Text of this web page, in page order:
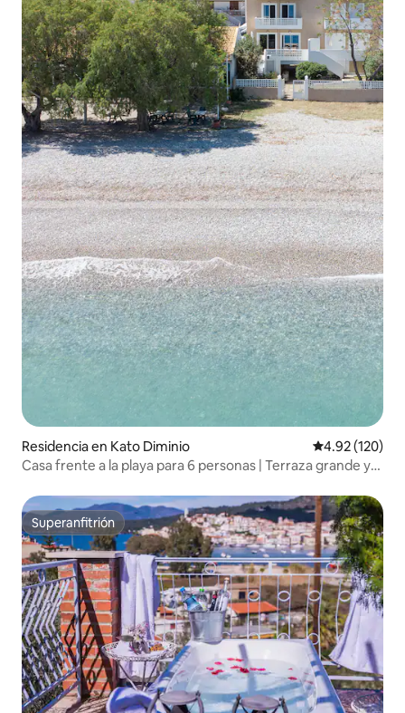
Residencia en Kato Diminio Calificación
4.92 (120)
Casa frente a la playa para 6 personas | Terraza grande y
Superanfitrión
Superanfitrión